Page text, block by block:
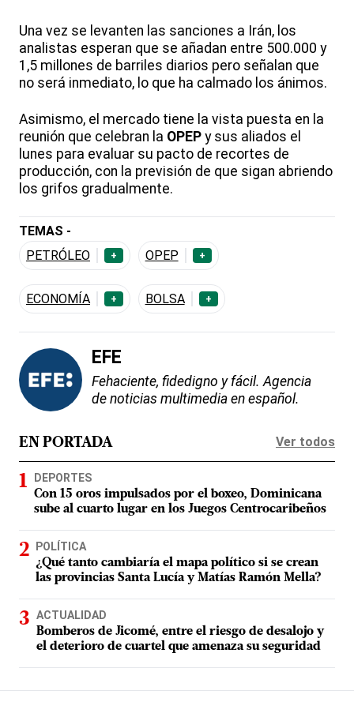
Una vez se levanten las sanciones a Irán, los
analistas esperan que se añadan entre 500.000 y
1,5 millones de barriles diarios pero señalan que
no será inmediato, lo que ha calmado los ánimos.
Asimismo, el mercado tiene la vista puesta en la
reunión que celebran la OPEP y sus aliados el
lunes para evaluar su pacto de recortes de
producción, con la previsión de que sigan abriendo
los grifos gradualmente.
TEMAS -
PETRÓLEO
+ OPEP +
ECONOMÍA + BOLSA +
EFE
Fehaciente, fidedigno y fácil. Agencia
de noticias multimedia en español.
EN PORTADA Ver todos
DEPORTES
Con 15 oros impulsados por el boxeo, Dominicana
sube al cuarto lugar en los Juegos Centrocaribeños
POLÍTICA
¿Qué tanto cambiaría el mapa político si se crean
las provincias Santa Lucía y Matías Ramón Mella?
ACTUALIDAD
Bomberos de Jicomé, entre el riesgo de desalojo y
el deterioro de cuartel que amenaza su seguridad